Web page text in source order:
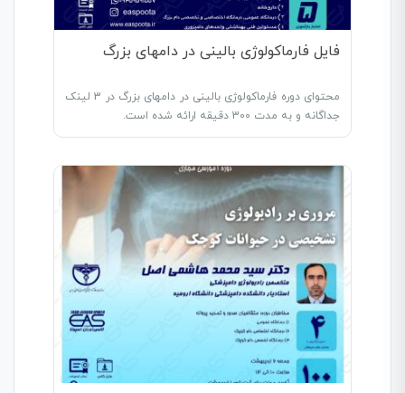
فایل فارماکولوژی بالینی در دامهای بزرگ
محتوای دوره فارماکولوژی بالینی در دامهای بزرگ در 3 لینک
جداگانه و به مدت 300 دقیقه ارائه شده است.